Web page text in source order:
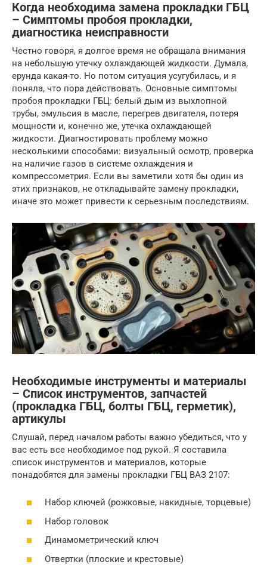
Когда необходима замена прокладки ГБЦ
– Симптомы пробоя прокладки,
диагностика неисправности
Честно говоря, я долгое время не обращала внимания
на небольшую утечку охлаждающей жидкости. Думала,
ерунда какая-то. Но потом ситуация усугубилась, и я
поняла, что пора действовать. Основные симптомы
пробоя прокладки ГБЦ: белый дым из выхлопной
трубы, эмульсия в масле, перегрев двигателя, потеря
мощности и, конечно же, утечка охлаждающей
жидкости. Диагностировать проблему можно
несколькими способами: визуальный осмотр, проверка
на наличие газов в системе охлаждения и
компрессометрия. Если вы заметили хотя бы один из
этих признаков, не откладывайте замену прокладки,
иначе это может привести к серьезным последствиям.
Необходимые инструменты и материалы
– Список инструментов, запчастей
(прокладка ГБЦ, болты ГБЦ, герметик),
артикулы
Слушай, перед началом работы важно убедиться, что у
вас есть все необходимое под рукой. Я составила
список инструментов и материалов, которые
понадобятся для замены прокладки ГБЦ ВАЗ 2107:
Набор ключей (рожковые, накидные, торцевые)
Набор головок
Динамометрический ключ
Отвертки (плоские и крестовые)